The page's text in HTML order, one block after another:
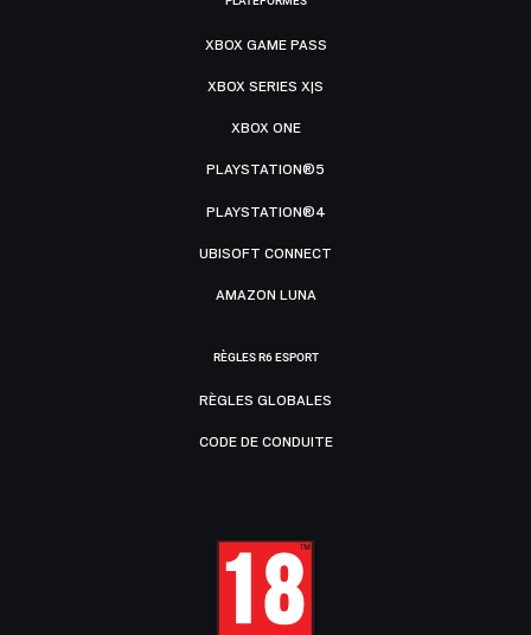
XBOX GAME PASS
XBOX SERIES X|S
XBOX ONE
PLAYSTATION®5
PLAYSTATION®4
UBISOFT CONNECT
AMAZON LUNA
RÈGLES R6 ESPORT
RÈGLES GLOBALES
CODE DE CONDUITE